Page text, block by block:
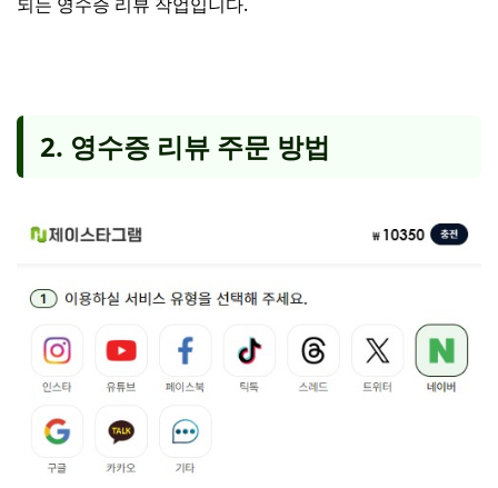
2. 영수증 리뷰 주문 방법